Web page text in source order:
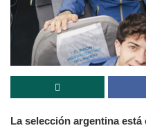
La selección argentina